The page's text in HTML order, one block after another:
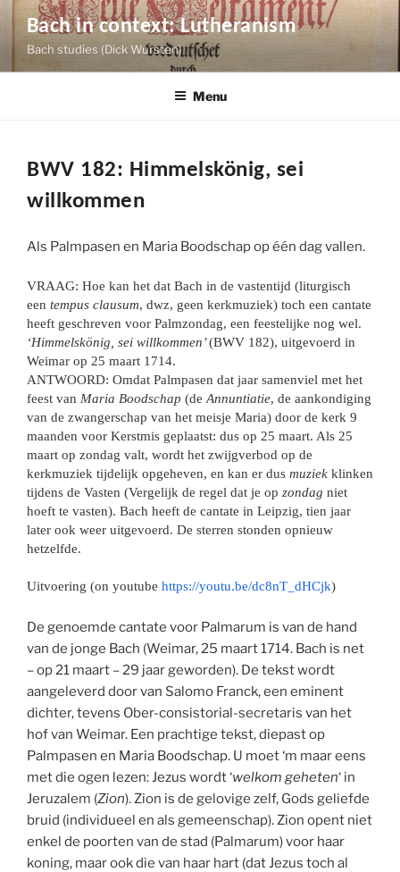
Skip
content
Bach in context: Lutheranism
Bach studies (Dick Wursten)
Menu
BWV 182: Himmelskönig, sei
willkommen
Als Palmpasen en Maria Boodschap op één dag vallen.
VRAAG: Hoe kan het dat Bach in de vastentijd (liturgisch
een tempus clausum, dwz, geen kerkmuziek) toch een cantate
heeft geschreven voor Palmzondag, een feestelijke nog wel.
‘Himmelskönig, sei willkommen’(BWV 182), uitgevoerd in
Weimar op 25 maart 1714.
ANTWOORD: Omdat Palmpasen dat jaar samenviel met het
feest van Maria Boodschap (deAnnuntiatie, de aankondiging
van de zwangerschap van het meisje Maria) door de kerk 9
maanden voor Kerstmis geplaatst: dus op 25 maart. Als 25
maart op zondag valt, wordt het zwijgverbod op de
kerkmuziek tijdelijk opgeheven, en kan er dus muziek klinken
tijdens de Vasten (Vergelijk de regel dat je op zondag niet
hoeft te vasten). Bach heeft de cantate in Leipzig, tien jaar
later ook weer uitgevoerd. De sterren stonden opnieuw
hetzelfde.
Uitvoering (on youtube https://youtu.be/dc8nT_dHCjk)
De genoemde cantate voor Palmarum is van de hand
van de jonge Bach (Weimar, 25 maart 1714. Bach is net
– op 21 maart – 29 jaar geworden). De tekst wordt
aangeleverd door van Salomo Franck, een eminent
dichter, tevens Ober-consistorial-secretaris van het
hof van Weimar. Een prachtige tekst, diepast op
Palmpasen en Maria Boodschap. U moet ‘m maar eens
met die ogen lezen: Jezus wordt ‘welkom geheten‘ in
Jeruzalem (Zion). Zion is de gelovige zelf, Gods geliefde
bruid (individueel en als gemeenschap). Zion opent niet
enkel de poorten van de stad (Palmarum) voor haar
koning, maar ook die van haar hart (dat Jezus toch al